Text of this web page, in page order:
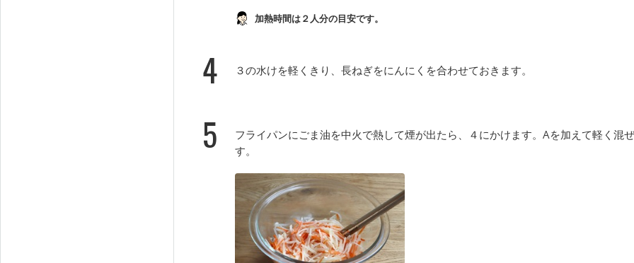
加熱時間は２人分の目安です。
4 ３の水けを軽くきり、長ねぎをにんにくを合わせておきます。
5
フライパンにごま油を中火で熱して煙が出たら、４にかけます。Aを加えて軽く混
す。